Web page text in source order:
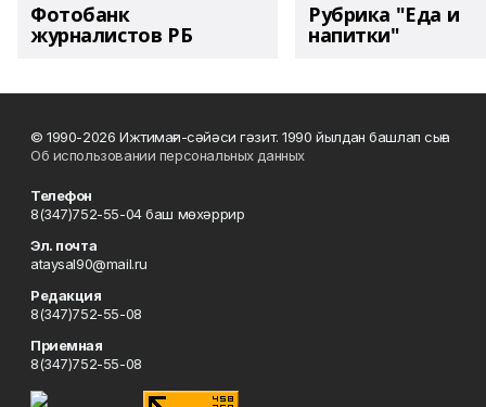
Фотобанк
журналистов РБ
Рубрика "Еда и
напитки"
© 1990-2026 Ижтимағи-сәйәси гәзит. 1990 йылдан башлап сыға
Об использовании персональных данных
Телефон
8(347)752-55-04 баш мөхәррир
Эл. почта
ataysal90@mail.ru
Редакция
8(347)752-55-08
Приемная
8(347)752-55-08